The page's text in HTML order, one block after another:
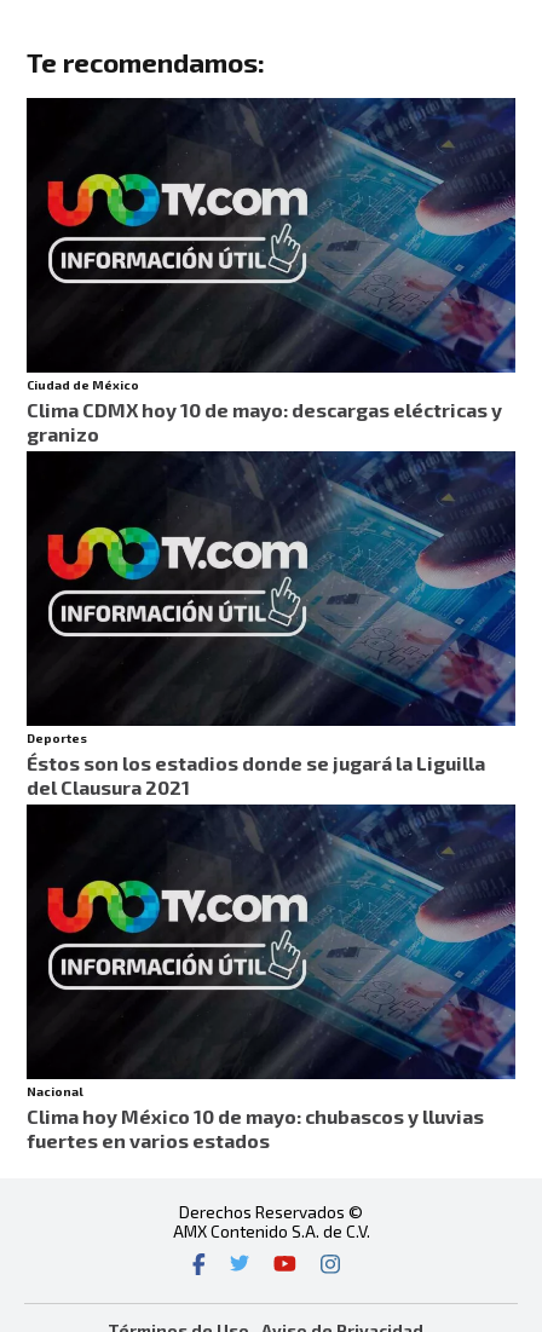
Te recomendamos:
Ciudad de México
Clima CDMX hoy 10 de mayo: descargas eléctricas y
granizo
Deportes
Éstos son los estadios donde se jugará la Liguilla
del Clausura 2021
Nacional
Clima hoy México 10 de mayo: chubascos y lluvias
fuertes en varios estados
Derechos Reservados ©
AMX Contenido S.A. de C.V.